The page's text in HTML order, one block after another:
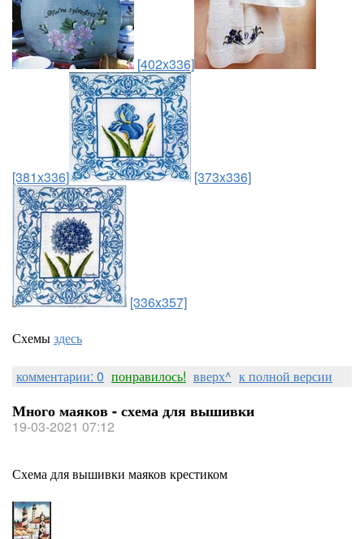
[402x336]
[381x336] [373x336]
[336x357]
Схемыздесь
комментарии: 0 понравилось! вверх^ к полной версии
Много маяков - схема для вышивки
19-03-2021 07:12
Схема для вышивки маяков крестиком